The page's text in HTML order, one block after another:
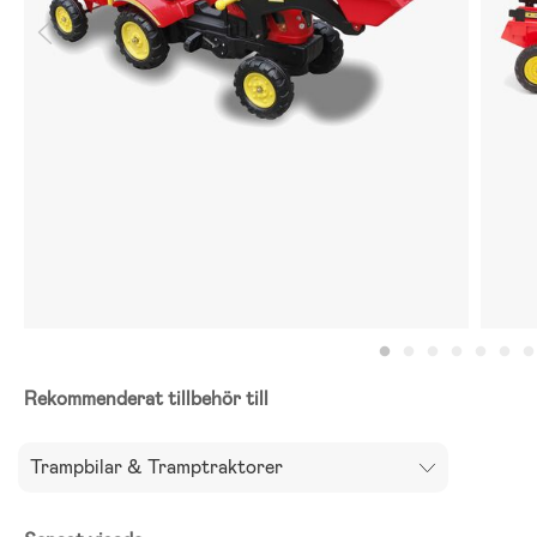
Rekommenderat tillbehör till
Trampbilar & Tramptraktorer